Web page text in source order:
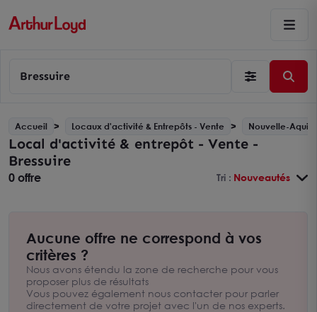
Bressuire
Accueil Locaux d'activité & Entrepôts - Vente Nouvelle-
Local d'activité & entrepôt - Vente -
Bressuire
0 offre Tri : Nouveautés
Aucune offre ne correspond à vos
critères ?
Nous avons étendu la zone de recherche pour vous
proposer plus de résultats
Vous pouvez également nous contacter pour parler
directement de votre projet avec l'un de nos experts.